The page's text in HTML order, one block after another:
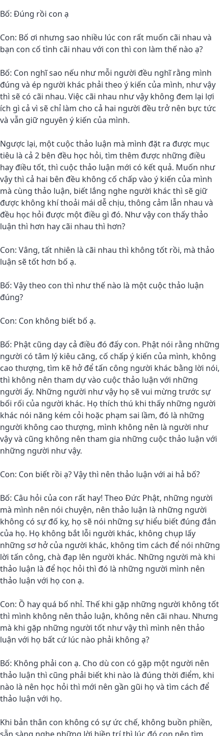
Bố: Đúng rồi con ạ
Con: Bố ơi nhưng sao nhiều lúc con rất muốn cãi nhau và
bạn con cố tình cãi nhau với con thì con làm thế nào ạ?
Bố: Con nghĩ sao nếu như mỗi người đều nghĩ rằng mình
đúng và ép người khác phải theo ý kiến của mình, như vậy
thì sẽ có cãi nhau. Việc cãi nhau như vậy không đem lại lợi
ích gì cả vì sẽ chỉ làm cho cả hai người đều trở nên bực tức
và vẫn giữ nguyên ý kiến của mình.
Ngược lại, một cuộc thảo luận mà mình đặt ra được mục
tiêu là cả 2 bên đều học hỏi, tìm thêm được những điều
hay điều tốt, thì cuộc thảo luận mới có kết quả. Muốn như
vậy thì cả hai bên đều không cố chấp vào ý kiến của mình
mà cùng thảo luận, biết lắng nghe người khác thì sẽ giữ
được không khí thoải mái dễ chịu, thông cảm lẫn nhau và
đều học hỏi được một điều gì đó. Như vậy con thấy thảo
luận thì hơn hay cãi nhau thì hơn?
Con: Vâng, tất nhiên là cãi nhau thì không tốt rồi, mà thảo
luận sẽ tốt hơn bố ạ.
Bố: Vậy theo con thì như thế nào là một cuộc thảo luận
đúng?
Con: Con không biết bố ạ.
Bố: Phật cũng dạy cả điều đó đấy con. Phật nói rằng những
người có tâm lý kiêu căng, cố chấp ý kiến của mình, không
cao thượng, tìm kẽ hở để tấn công người khác bằng lời nói,
thì không nên tham dự vào cuộc thảo luận với những
người ấy. Những người như vậy họ sẽ vui mừng trước sự
bối rối của người khác. Họ thích thú khi thấy những người
khác nói năng kém cỏi hoặc phạm sai lầm, đó là những
người không cao thượng, mình không nên là người như
vậy và cũng không nên tham gia những cuộc thảo luận với
những người như vậy.
Con: Con biết rồi ạ? Vậy thì nên thảo luận với ai hả bố?
Bố: Câu hỏi của con rất hay! Theo Đức Phật, những người
mà mình nên nói chuyện, nên thảo luận là những người
không có sự đố kỵ, họ sẽ nói những sự hiểu biết đúng đắn
của họ. Họ không bắt lỗi người khác, không chụp lấy
những sơ hở của người khác, không tìm cách để nói những
lời tấn công, chà đạp lên người khác. Những người mà khi
thảo luận là để học hỏi thì đó là những người mình nên
thảo luận với họ con ạ.
Con: Ồ hay quá bố nhỉ. Thế khi gặp những người không tốt
thì mình không nên thảo luận, không nên cãi nhau. Nhưng
mà khi gặp những người tốt như vậy thì mình nên thảo
luận với họ bất cứ lúc nào phải không ạ?
Bố: Không phải con ạ. Cho dù con có gặp một người nên
thảo luận thì cũng phải biết khi nào là đúng thời điểm, khi
nào là nên học hỏi thì mới nên gần gũi họ và tìm cách để
thảo luận với họ.
Khi bản thân con không có sự ức chế, không buồn phiền,